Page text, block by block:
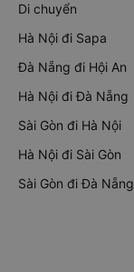
Di chuyển
Hà Nội đi Sapa
Đà Nẵng đi Hội An
Hà Nội đi Đà Nẵng
Sài Gòn đi Hà Nội
Hà Nội đi Sài Gòn
Sài Gòn đi Đà Nẵng